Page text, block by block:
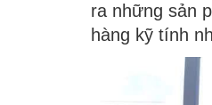
ra những sản
hàng kỹ tính